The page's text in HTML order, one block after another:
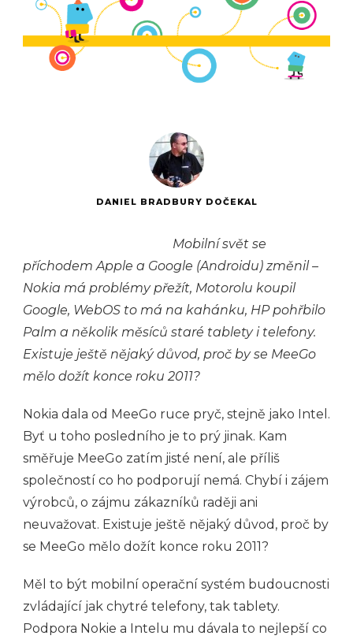
DANIEL BRADBURY DOČEKAL
Mobilní svět se
příchodem Apple a Google (Androidu) změnil –
Nokia má problémy přežít, Motorolu koupil
Google, WebOS to má na kahánku, HP pohřbilo
Palm a několik měsíců staré tablety i telefony.
Existuje ještě nějaký důvod, proč by se MeeGo
mělo dožít konce roku 2011?
Nokia dala od MeeGo ruce pryč, stejně jako Intel.
Byť u toho posledního je to prý jinak. Kam
směřuje MeeGo zatím jisté není, ale příliš
společností co ho podporují nemá. Chybí i zájem
výrobců, o zájmu zákazníků raději ani
neuvažovat. Existuje ještě nějaký důvod, proč by
se MeeGo mělo dožít konce roku 2011?
Měl to být mobilní operační systém budoucnosti
zvládající jak chytré telefony, tak tablety.
Podpora Nokie a Intelu mu dávala to nejlepší co